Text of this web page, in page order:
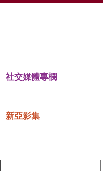
社交媒體專欄
新亞影集